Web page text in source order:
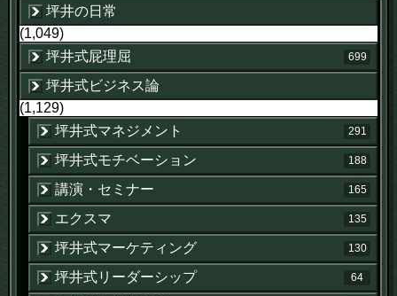
坪井の日常
(1,049)
坪井式屁理屈
699
坪井式ビジネス論
(1,129)
坪井式マネジメント
291
坪井式モチベーション 188
講演・セミナー 165
エクスマ 135
坪井式マーケティング 130
坪井式リーダーシップ 64